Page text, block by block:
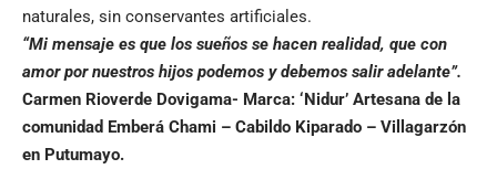
naturales, sin conservantes artificiales.
“Mi mensaje es que los sueños se hacen realidad, que con
amor por nuestros hijos podemos y debemos salir adelante”.
Carmen Rioverde Dovigama- Marca: ‘Nidur’ Artesana de la
comunidad Emberá Chami – Cabildo Kiparado – Villagarzón
en Putumayo.